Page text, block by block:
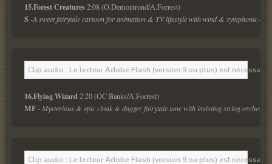
15.Forest Creatures 2:08 (O.Demontrond/A.Forrest)
S -A sweet fairytale cartoon for animation & TV lifestyle with wind & symphonic
Clip audio : Le lecteur Adobe Flash (version 9 ou plus) est
16.Flying Wizard
MF - Mysterious & epic cloak & dagger fairytale tune with insisting string
Clip audio : Le lecteur Adobe Flash (version 9 ou plus) est